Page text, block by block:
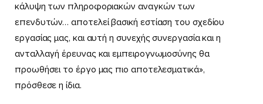
κάλυψη των πληροφοριακών αναγκών των
επενδυτών… αποτελεί βασική εστίαση του σχεδίου
εργασίας μας, και αυτή η συνεχής συνεργασία και η
ανταλλαγή έρευνας και εμπειρογνωμοσύνης θα
προωθήσει το έργο μας πιο αποτελεσματικά»,
πρόσθεσε η ίδια.